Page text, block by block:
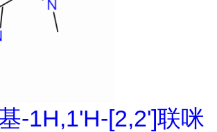
-1H,1'H-[2,2']联咪